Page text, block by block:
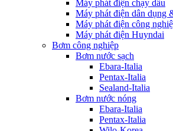
Máy phát điện chạy dầu
Máy phát điện dân dụng
Máy phát điện công
Máy phát điện Huyndai
Bơm công nghiệp
Bơm nước sạch
Ebara-Italia
Pentax-Italia
Sealand-Italia
Bơm nước nóng
Ebara-Italia
Pentax-Italia